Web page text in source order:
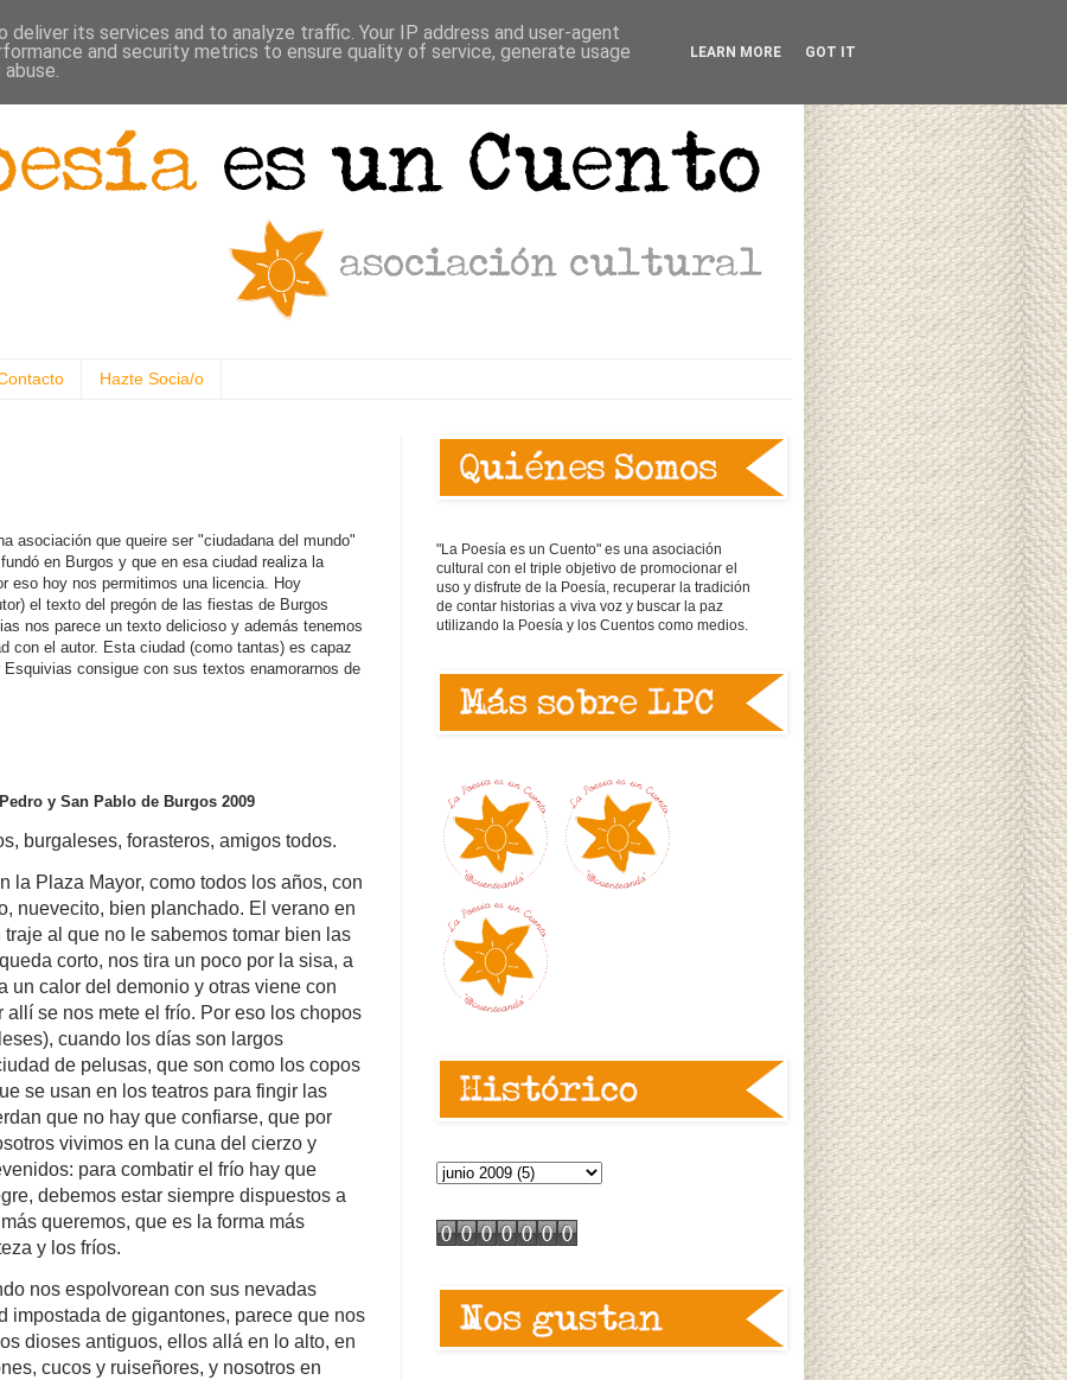
Hazte Socia/o
asociación que queire ser "ciudadana del mundo"
en Burgos y que en esa ciudad realiza la
eso hoy nos permitimos una licencia. Hoy
el texto del pregón de las fiestas de Burgos
nos parece un texto delicioso y además tenemos
con el autor. Esta ciudad (como tantas) es capaz
consigue con sus textos enamorarnos de
y San Pablo de Burgos 2009
burgaleses, forasteros, amigos todos.
la Plaza Mayor, como todos los años, con
nuevecito, bien planchado. El verano en
al que no le sabemos tomar bien las
corto, nos tira un poco por la sisa, a
un calor del demonio y otras viene con
allí se nos mete el frío. Por eso los chopos
cuando los días son largos
de pelusas, que son como los copos
se usan en los teatros para fingir las
que no hay que confiarse, que por
vivimos en la cuna del cierzo y
para combatir el frío hay que
debemos estar siempre dispuestos a
queremos, que es la forma más
y los fríos.
nos espolvorean con sus nevadas
impostada de gigantones, parece que nos
dioses antiguos, ellos allá en lo alto, en
cucos y ruiseñores, y nosotros en
"La Poesía es un Cuento" es una asociación
cultural con el triple objetivo de promocionar el
uso y disfrute de la Poesía, recuperar la tradición
de contar historias a viva voz y buscar la paz
utilizando la Poesía y los Cuentos como medios.
its services and to analyze traffic. Your IP address and user-agent
and security metrics to ensure quality of service, generate usage
LEARN MORE GOT IT